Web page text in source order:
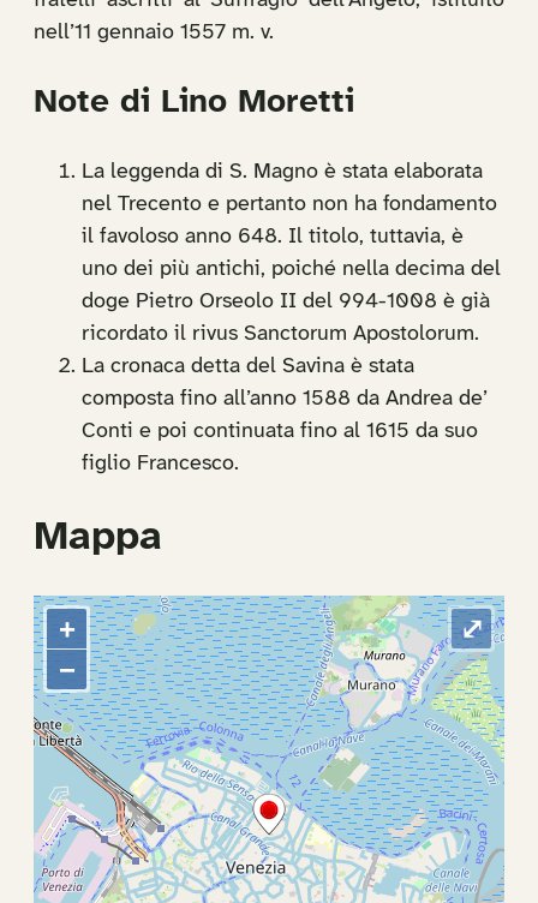
nell’11 gennaio 1557 m. v.
Note di Lino Moretti
La leggenda di S. Magno è stata elaborata
nel Trecento e pertanto non ha fondamento
il favoloso anno 648. Il titolo, tuttavia, è
uno dei più antichi, poiché nella decima del
doge Pietro Orseolo II del 994-1008 è già
ricordato il rivus Sanctorum Apostolorum.
La cronaca detta del Savina è stata
composta fino all’anno 1588 da Andrea de’
Conti e poi continuata fino al 1615 da suo
figlio Francesco.
Mappa